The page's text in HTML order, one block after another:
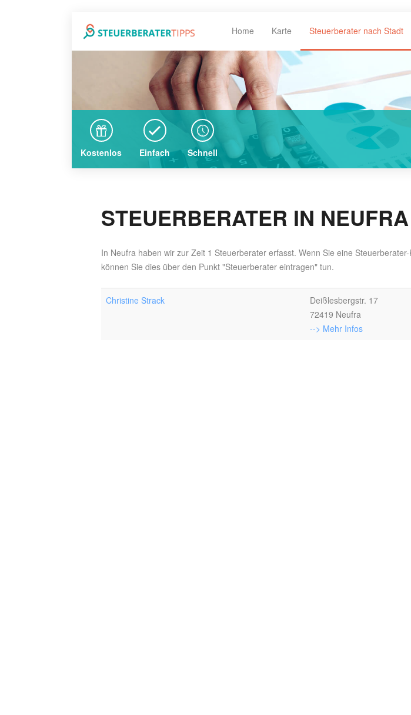
Home Karte Steuerberater nach Stadt
Kostenlos Einfach Schnell
STEUERBERATER IN NEUFRA
In Neufra haben wir zur Zeit 1 Steuerberater erfasst. Wenn Sie eine
können Sie dies über den Punkt "Steuerberater eintragen" tun.
Christine Strack
Deißlesbergstr. 17
72419 Neufra
--> Mehr Infos